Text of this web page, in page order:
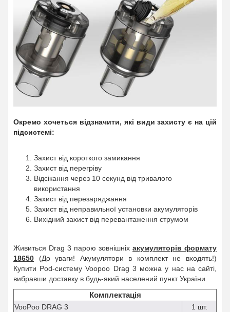
Окремо хочеться відзначити, які види захисту є на цій
підсистемі:
Захист від короткого замикання
Захист від перегріву
Відсікання через 10 секунд від тривалого
використання
Захист від перезаряджання
Захист від неправильної установки акумуляторів
Вихідний захист від перевантаження струмом
Живиться Drag 3 парою зовнішніх акумуляторів формату
18650 (До уваги! Акумулятори в комплект не входять!)
Купити Pod-системуVoopoo Drag 3 можна у нас на сайті,
вибравши доставку в будь-який населений пункт України
Комплектація
VooPoo DRAG 3
1 шт.